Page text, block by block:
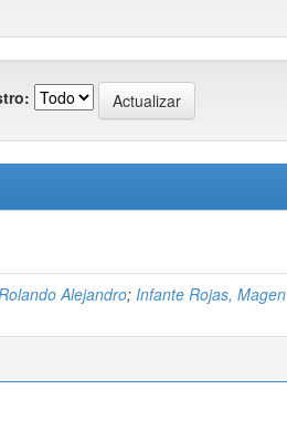
Alejandro; Infante Rojas, Magen